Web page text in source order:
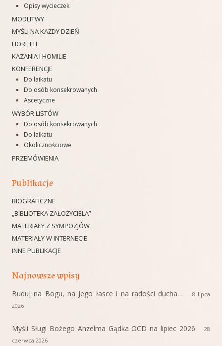
Opisy wycieczek
MODLITWY
MYŚLI NA KAŻDY DZIEŃ
FIORETTI
KAZANIA I HOMILIE
KONFERENCJE
Do laikatu
Do osób konsekrowanych
Ascetyczne
WYBÓR LISTÓW
Do osób konsekrowanych
Do laikatu
Okolicznościowe
PRZEMÓWIENIA
Publikacje
BIOGRAFICZNE
„BIBLIOTEKA ZAŁOŻYCIELA”
MATERIAŁY Z SYMPOZJÓW
MATERIAŁY W INTERNECIE
INNE PUBLIKACJE
Najnowsze wpisy
Buduj na Bogu, na Jego łasce i na radości ducha…
8 lipca
2026
Myśli Sługi Bożego Anzelma Gądka OCD na lipiec 2026
28
czerwca 2026